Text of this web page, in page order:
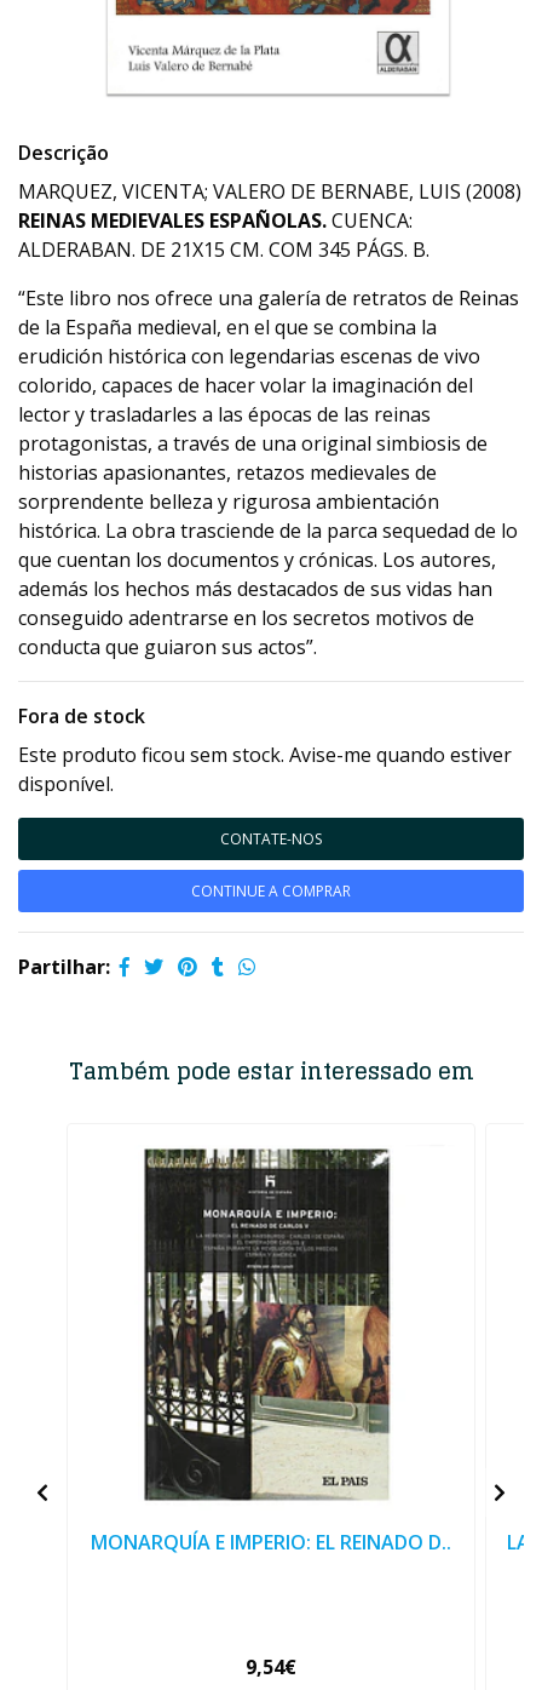
Descrição
MARQUEZ, VICENTA; VALERO DE BERNABE, LUIS (2008)
REINAS MEDIEVALES ESPAÑOLAS.CUENCA:
ALDERABAN. DE 21X15 CM. COM 345 PÁGS. B.
“Este libro nos ofrece una galería de retratos de Reinas
de la España medieval, en el que se combina la
erudición histórica con legendarias escenas de vivo
colorido, capaces de hacer volar la imaginación del
lector y trasladarles a las épocas de las reinas
protagonistas, a través de una original simbiosis de
historias apasionantes, retazos medievales de
sorprendente belleza y rigurosa ambientación
histórica. La obra trasciende de la parca sequedad de lo
que cuentan los documentos y crónicas. Los autores,
además los hechos más destacados de sus vidas han
conseguido adentrarse en los secretos motivos de
conducta que guiaron sus actos”.
Fora de stock
Este produto ficou sem stock. Avise-me quando estiver
disponível.
CONTATE-NOS
CONTINUE A COMPRAR
Partilhar:
Também pode estar interessado em
MONARQUÍA E IMPERIO: EL REINADO D..
9,54€